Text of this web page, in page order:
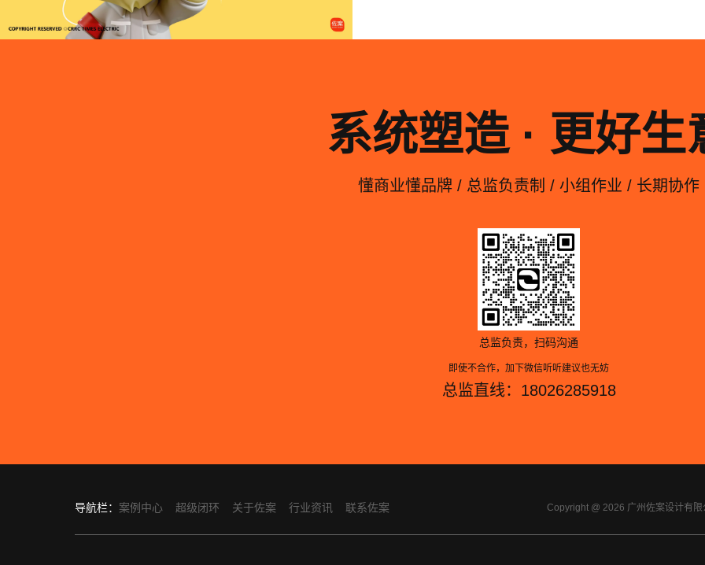
系统塑造 · 更好生
懂商业懂品牌 / 总监负责制 / 小组作业 / 长期协作
总监负责，扫码沟通
即使不合作，加下微信听听建议也无妨
总监直线：18026285918
导航栏： 案例中心 超级闭环 关于佐案 行业资讯 联系佐案 Copyright @ 2026 广州佐案设计有